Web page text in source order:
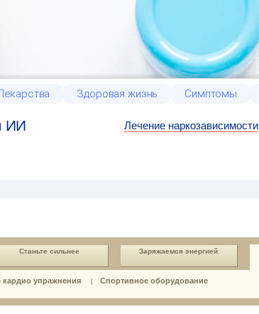
Здоровая жизнь Симптомы
ИИ Лечение наркозависимости
Станьте сильнее Заряжаемся энергией
упражнения | Спортивное оборудование